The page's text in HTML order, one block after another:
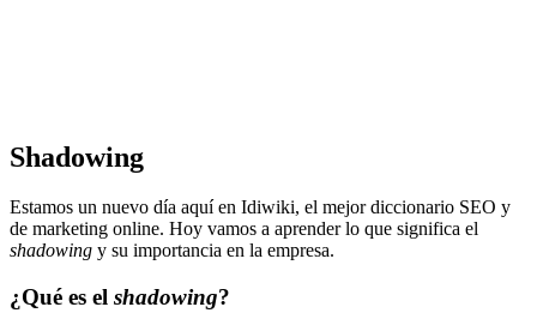
Shadowing
Estamos un nuevo día aquí en Idiwiki, el mejor diccionario SEO y
de marketing online. Hoy vamos a aprender lo que significa el
shadowing y su importancia en la empresa.
¿Qué es el shadowing?